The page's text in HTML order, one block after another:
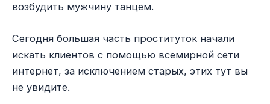
возбудить мужчину танцем.
Сегодня большая часть проституток начали
искать клиентов с помощью всемирной сети
интернет, за исключением старых, этих тут вы
не увидите.